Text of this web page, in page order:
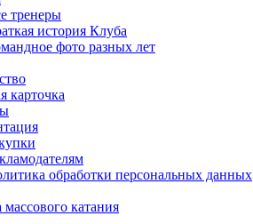
тренеры
история Клуба
фото разных лет
карточка
обработки персональных данных
катания